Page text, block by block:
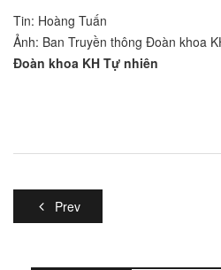
Tin: Hoàng Tuấn
Ảnh: Ban Truyền thông Đoàn khoa
Đoàn khoa KH Tự nhiên
Prev